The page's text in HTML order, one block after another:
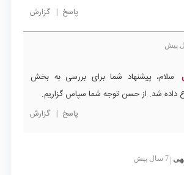
پاسخ | گزارش
سلام، پیشنهاد شما برای بررسی به بخش
داده شد. از حسن توجه شما سپاس گزاریم.
پاسخ | گزارش
7 سال پیش